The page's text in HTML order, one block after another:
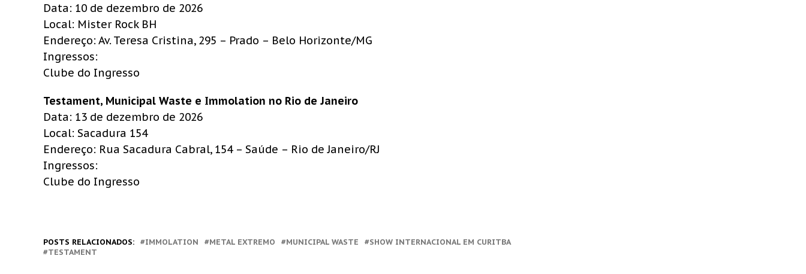
Data: 10 de dezembro de 2026
Local: Mister Rock BH
Endereço: Av. Teresa Cristina, 295 – Prado – Belo Horizonte/MG
Ingressos:
Clube do Ingresso
Testament, Municipal Waste e Immolation no Rio de Janeiro
Data: 13 de dezembro de 2026
Local: Sacadura 154
Endereço: Rua Sacadura Cabral, 154 – Saúde – Rio de Janeiro/RJ
Ingressos:
Clube do Ingresso
POSTS RELACIONADOS: IMMOLATION METAL EXTREMO MUNICIPAL WASTE
SHOW INTERNACIONAL EM CURITBA
TESTAMENT